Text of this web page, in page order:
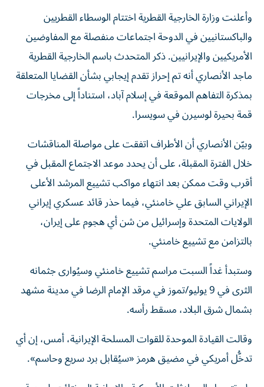
وأعلنت وزارة الخارجية القطرية اختتام الوسطاء القطريين
والباكستانيين في الدوحة اجتماعات منفصلة مع المفاوضين
الأمريكيين والإيرانيين. ذكر المتحدث باسم الخارجية القطرية
ماجد الأنصاري أنه تم إحراز تقدم إيجابي بشأن القضايا المتعلقة
بمذكرة التفاهم الموقعة في إسلام آباد، استناداً إلى مخرجات
قمة بحيرة لوسيرن في سويسرا.
وبيّن الأنصاري أن الأطراف اتفقت على مواصلة المناقشات
خلال الفترة المقبلة، على أن يحدد موعد الاجتماع المقبل في
أقرب وقت ممكن بعد انتهاء مواكب تشييع المرشد الأعلى
الإيراني السابق علي خامنئي، فيما حذر قائد عسكري إيراني
الولايات المتحدة وإسرائيل من شن أي هجوم على إيران،
بالتزامن مع تشييع خامنئي.
وستبدأ غداً السبت مراسم تشييع خامنئي وسيُوارى جثمانه
الثرى في 9 يوليو/تموز في مرقد الإمام الرضا في مدينة مشهد
بشمال شرق البلاد، مسقط رأسه.
وقالت القيادة ‌الموحدة للقوات المسلحة الإيرانية، أمس، إن أي
تدخُّل أمريكي في مضيق هرمز «سيُقابل برد سريع وحاسم».